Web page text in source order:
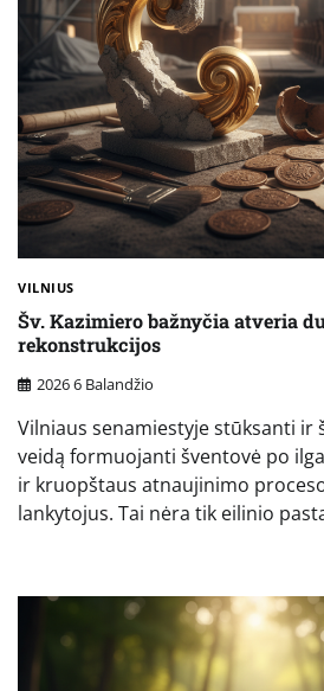
VILNIUS
Šv. Kazimiero bažnyčia atveria
rekonstrukcijos
2026 6 Balandžio
Vilniaus senamiestyje stūksanti ir
veidą formuojanti šventovė po
ir kruopštaus atnaujinimo
lankytojus. Tai nėra tik eilinio